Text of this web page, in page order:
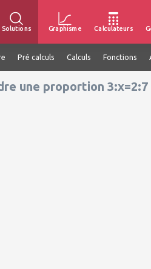
Solutions Graphisme Calculateurs
Pré calculs Calculs Fonctions
une proportion 3:x=2:7